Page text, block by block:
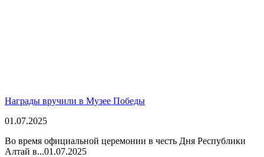
Награды вручили в Музее Победы
01.07.2025
Во время официальной церемонии в честь Дня Республики
Алтай в...01.07.2025